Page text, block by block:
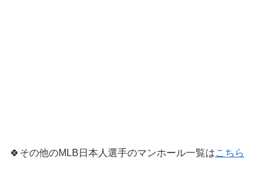
🍀その他のMLB日本人選手のマンホール一覧はこちら